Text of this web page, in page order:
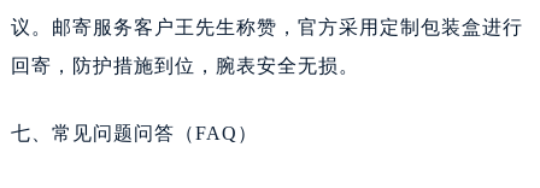
议。邮寄服务客户王先生称赞，官方采用定制包装盒进行
回寄，防护措施到位，腕表安全无损。
七、常见问题问答（FAQ）